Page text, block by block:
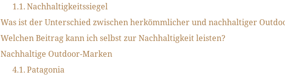
Nachhaltigkeitssiegel
Was ist der Unterschied zwischen herkömmlicher und nachhaltiger
Welchen Beitrag kann ich selbst zur Nachhaltigkeit leisten?
Nachhaltige Outdoor-Marken
Patagonia